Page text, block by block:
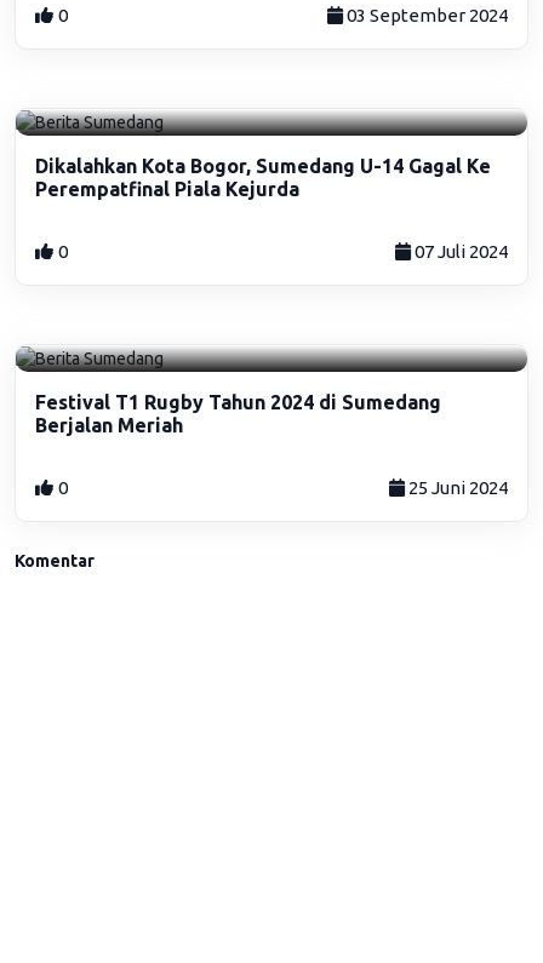
0 03 September 2024
Dikalahkan Kota Bogor, Sumedang U-14 Gagal Ke
Perempatfinal Piala Kejurda
0 07 Juli 2024
Festival T1 Rugby Tahun 2024 di Sumedang
Berjalan Meriah
0 25 Juni 2024
Komentar